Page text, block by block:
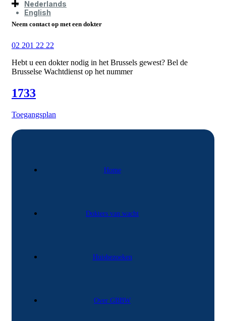
Nederlands
English
Neem contact op met een dokter
02 201 22 22
Hebt u een dokter nodig in het Brussels gewest? Bel de
Brusselse Wachtdienst op het nummer
1733
Toegangsplan
Home
Dokters van wacht
Huisbezoeken
Over GBBW